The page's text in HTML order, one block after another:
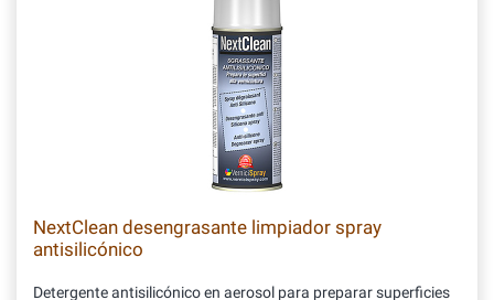
NextClean desengrasante limpiador spray
antisilicónico
Detergente antisilicónico en aerosol para preparar superficies